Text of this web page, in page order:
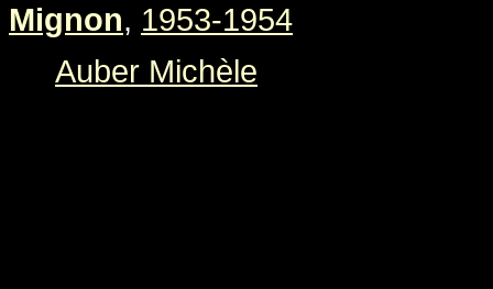
Mignon, 1953-1954
Auber Michèle